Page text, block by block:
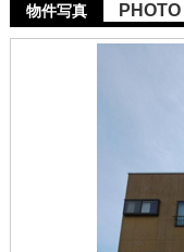
物件写真